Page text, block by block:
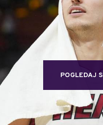
POGLEDAJ